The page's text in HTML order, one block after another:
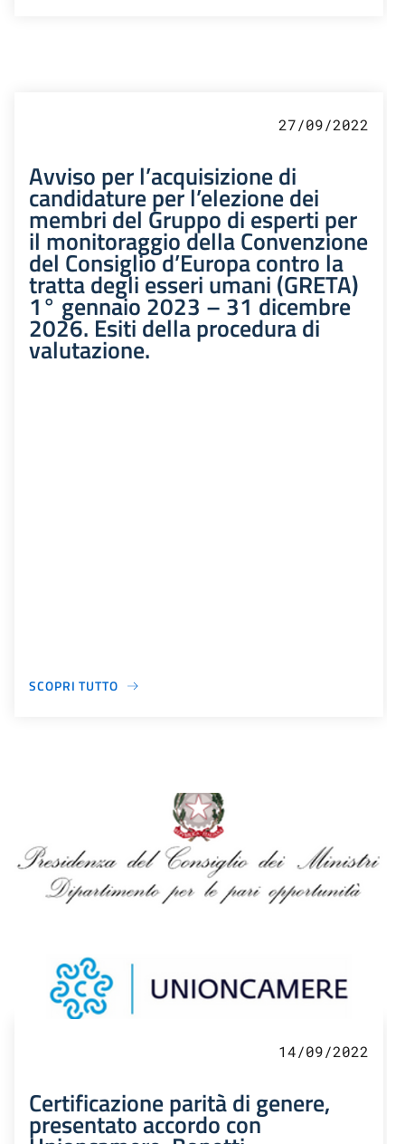
27/09/2022
Avviso per l’acquisizione di
candidature per l’elezione dei
membri del Gruppo di esperti per
il monitoraggio della Convenzione
del Consiglio d’Europa contro la
tratta degli esseri umani (GRETA)
1° gennaio 2023 – 31 dicembre
2026. Esiti della procedura di
valutazione.
SCOPRI TUTTO
14/09/2022
Certificazione parità di genere,
presentato accordo con